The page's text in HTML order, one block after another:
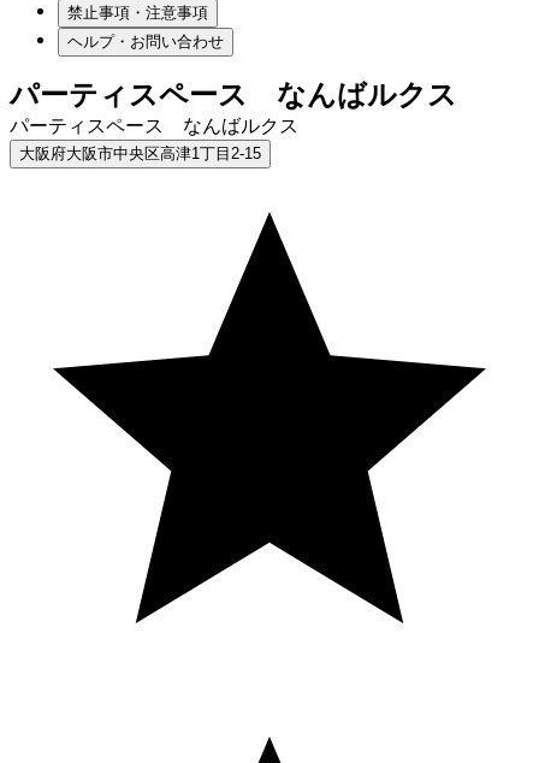
禁止事項・注意事項
ヘルプ・お問い合わせ
パーティスペース なんばルクス
パーティスペース なんばルクス
大阪府大阪市中央区高津1丁目2-15